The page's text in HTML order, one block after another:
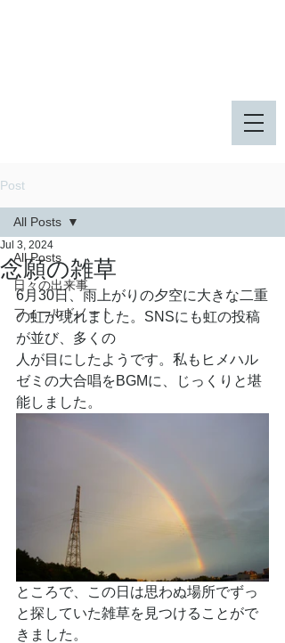
Post
All Posts
日々の出来事
フィールドノート
All Posts
念願の雑草
Jul 3, 2024
6月30日、雨上がりの夕空に大きな二重
の虹が現れました。SNSにも虹の投稿
が並び、多くの
人が目にしたようです。私もヒメハル
ゼミの大合唱をBGMに、じっくりと堪
能しました。
ところで、この日は思わぬ場所でずっ
と探していた雑草を見つけることがで
きました。